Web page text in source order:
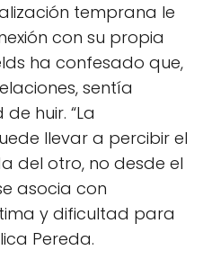
temprana le
con su propia
ha confesado que,
sentía
huir. “La
llevar a percibir el
del otro, no desde el
asocia con
y dificultad para
Pereda.